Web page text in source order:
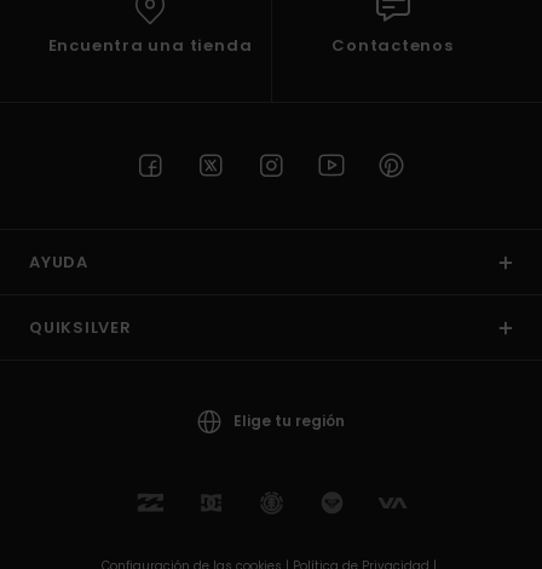
Encuentra una tienda Contactenos
AYUDA
QUIKSILVER
Elige tu región